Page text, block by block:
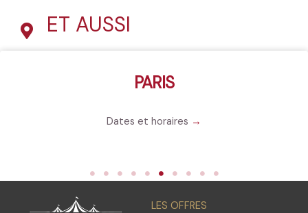
ET AUSSI
PARIS
Dates et horaires →
LES OFFRES